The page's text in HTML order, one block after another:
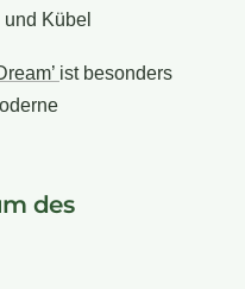
und Kübel
ist besonders
des